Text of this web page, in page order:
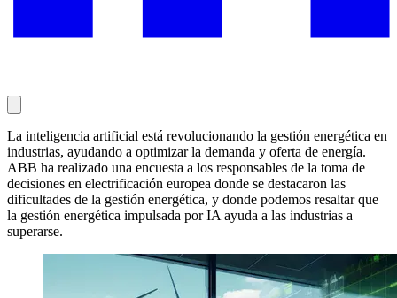
La inteligencia artificial está revolucionando la gestión energética en
industrias, ayudando a optimizar la demanda y oferta de energía.
ABB ha realizado una encuesta a los responsables de la toma de
decisiones en electrificación europea donde se destacaron las
dificultades de la gestión energética, y donde podemos resaltar que
la gestión energética impulsada por IA ayuda a las industrias a
superarse.